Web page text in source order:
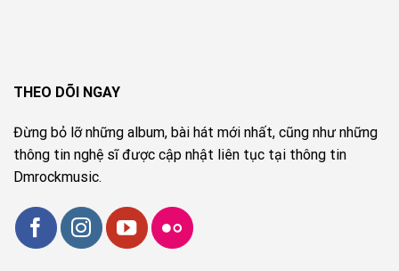
THEO DÕI NGAY
Đừng bỏ lỡ những album, bài hát mới nhất, cũng như những
thông tin nghệ sĩ được cập nhật liên tục tại thông tin
Dmrockmusic.